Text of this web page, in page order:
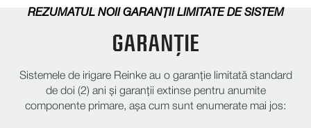
Sistem de ferme Sistem de prindere ReinLock™
REZUMATUL NOII GARANȚII LIMITATE DE SISTEM
GARANȚIE
Sistemele de irigare Reinke au o garanție limitată standard
de doi (2) ani și garanții extinse pentru anumite
componente primare, așa cum sunt enumerate mai jos: